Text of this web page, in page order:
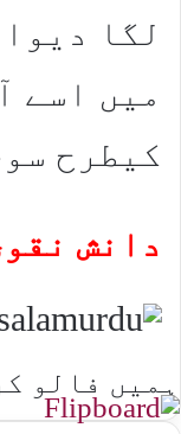
لگا
میں اسے
کیطرح
دانش
ہمیں فالو